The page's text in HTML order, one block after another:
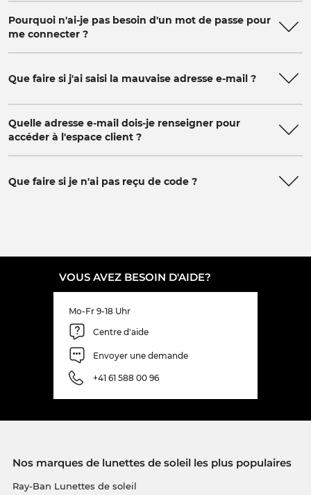
Pourquoi n'ai-je pas besoin d'un mot de passe pour
me connecter ?
Que faire si j'ai saisi la mauvaise adresse e-mail ?
Quelle adresse e-mail dois-je renseigner pour
accéder à l'espace client ?
Que faire si je n'ai pas reçu de code ?
VOUS AVEZ BESOIN D'AIDE?
Mo-Fr 9-18 Uhr
Centre d'aide
Envoyer une demande
+41 61 588 00 96
Nos marques de lunettes de soleil les plus populaires
Ray-Ban Lunettes de soleil